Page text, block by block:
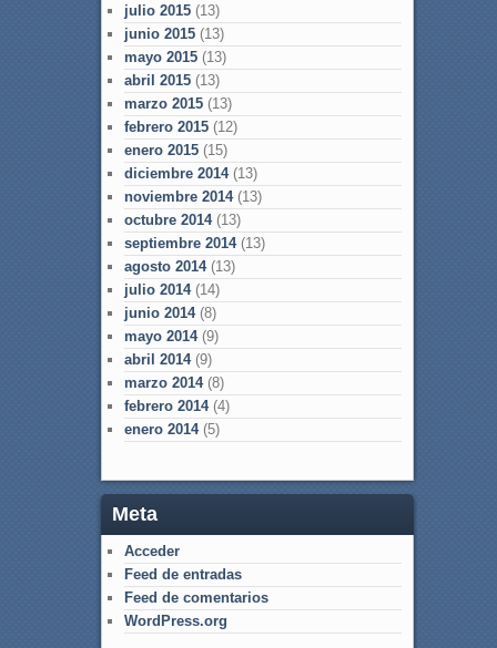
julio 2015(13)
junio 2015(13)
mayo 2015(13)
abril 2015(13)
marzo 2015(13)
febrero 2015(12)
enero 2015(15)
diciembre 2014(13)
noviembre 2014(13)
octubre 2014(13)
septiembre 2014(13)
agosto 2014(13)
julio 2014(14)
junio 2014(8)
mayo 2014(9)
abril 2014(9)
marzo 2014(8)
febrero 2014(4)
enero 2014(5)
Meta
Acceder
Feed de entradas
Feed de comentarios
WordPress.org